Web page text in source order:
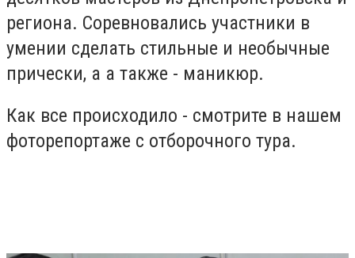
региона. Соревновались участники в
умении сделать стильные и необычные
прически, а а также - маникюр.
Как все происходило - смотрите в нашем
фоторепортаже с отборочного тура.